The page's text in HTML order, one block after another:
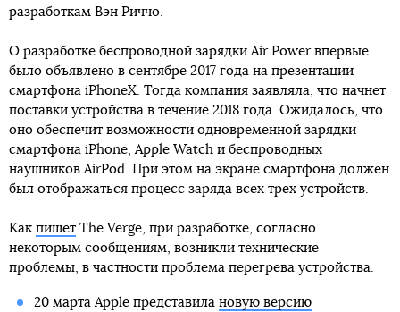
разработкам Вэн Риччо.
О разработке беспроводной зарядки Air Power впервые
было объявлено в сентябре 2017 года на презентации
смартфона iPhoneX. Тогда компания заявляла, что начнет
поставки устройства в течение 2018 года. Ожидалось, что
оно обеспечит возможности одновременной зарядки
смартфона iPhone, Apple Watch и беспроводных
наушников AirPod. При этом на экране смартфона должен
был отображаться процесс заряда всех трех устройств.
Как пишет The Verge, при разработке, согласно
некоторым сообщениям, возникли технические
проблемы, в частности проблема перегрева устройства.
20 марта Apple представила новую версию